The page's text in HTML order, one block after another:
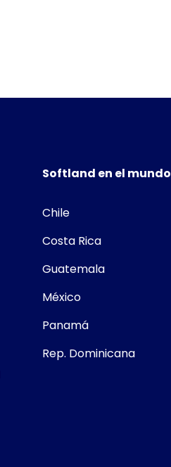
Softland en el mundo
Chile
Costa Rica
Guatemala
México
Panamá
Rep. Dominicana